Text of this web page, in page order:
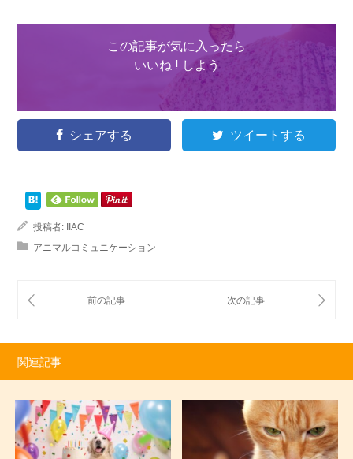
この記事が気に入ったら
いいね ! しよう
シェアする ツイートする
投稿者:
IIAC
アニマルコミュニケーション
関連記事